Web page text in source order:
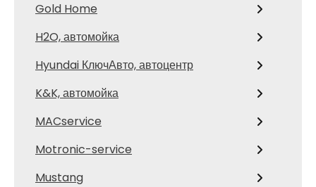
Gold Home
H2O, автомойка
Hyundai КлючАвто, автоцентр
K&K, автомойка
MACservice
Motronic-service
Mustang